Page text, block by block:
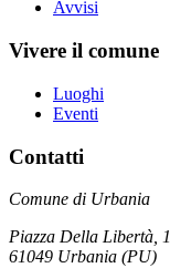
Avvisi
Vivere il comune
Luoghi
Eventi
Contatti
Comune di Urbania
Piazza Della Libertà, 1
61049 Urbania (PU)